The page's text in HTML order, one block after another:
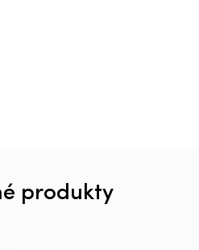
produkty